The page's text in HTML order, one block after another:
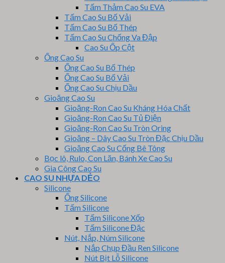
Tấm Thảm Cao Su EVA
Tấm Cao Su Bố Vải
Tấm Cao Su Bố Thép
Tấm Cao Su Chống Va Đập
Cao Su Ốp Cột
Ống Cao Su
Ống Cao Su Bố Thép
Ống Cao Su Bố Vải
Ống Cao Su Chịu Dầu
Gioăng Cao Su
Gioăng-Ron Cao Su Kháng Hóa Chất
Gioăng-Ron Cao Su Tủ Điện
Gioăng-Ron Cao Su Tròn Oring
Gioăng – Dây Cao Su Tròn Đặc Chịu Dầu
Gioăng Cao Su Cống Bê Tông
Bọc lô, Rulo, Con Lăn, Bánh Xe Cao Su
Gia Công Cao Su
CAO SU NHỰA DẺO
Silicone
Ống Silicone
Tấm Silicone
Tấm Silicone Xốp
Tấm Silicone Đặc
Nút, Nắp, Núm Silicone
Nắp Chụp Đầu Ren Silicone
Nút Bịt Lỗ Silicone